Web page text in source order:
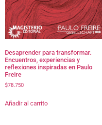
Desaprender para transformar.
Encuentros, experiencias y
reflexiones inspiradas en Paulo
Freire
$78.750
Añadir al carrito